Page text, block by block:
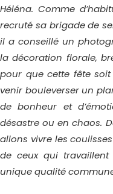
Héléna. Comme
recruté sa brigade de
il a conseillé un
la décoration florale,
pour que cette fête
venir bouleverser un
de bonheur et
désastre ou en chaos.
allons vivre les
de ceux qui
unique qualité